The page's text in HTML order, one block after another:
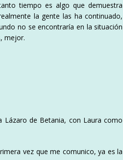
tiempo es algo que demuestra
la gente las ha continuado,
no se encontraría en la situación
mejor.
Lázaro de Betania, con Laura como
vez que me comunico, ya es la